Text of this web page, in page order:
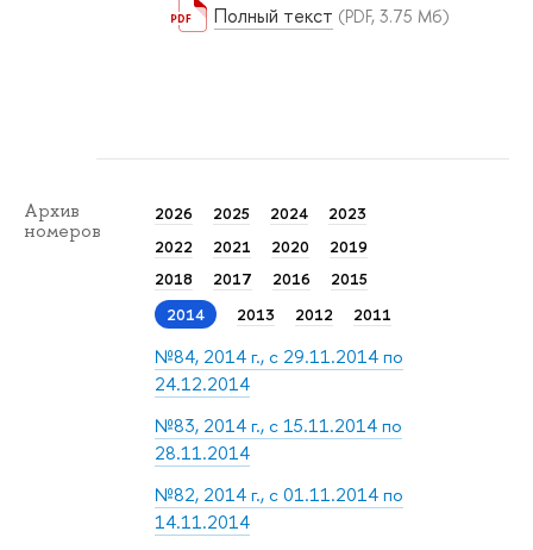
Полный текст (PDF, 3.75 Мб)
Архив
номеров
2026 2025 2024
2023
2022
2021 2020
2019
2018
2017 2016
2015
2014
2013 2012 2011
№84, 2014 г., с 29.11.2014 по
24.12.2014
№83, 2014 г., с 15.11.2014 по
28.11.2014
№82, 2014 г., с 01.11.2014 по
14.11.2014